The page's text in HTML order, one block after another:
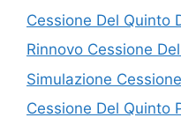
Cessione Del Quinto
Rinnovo Cessione
Simulazione
Cessione Del Quinto